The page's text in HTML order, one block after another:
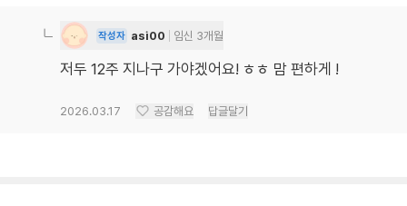
작성자 asi00 임신 3개월
저두 12주 지나구 가야겠어요! ㅎㅎ 맘 편하게 !
2026.03.17 공감해요 답글달기